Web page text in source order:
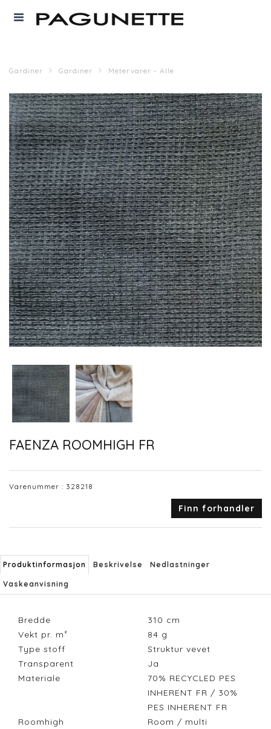
Gardiner Gardiner Metervarer - Alle
FAENZA ROOMHIGH FR
Varenummer : 328218
Finn forhandler
Produktinformasjon Beskrivelse Nedlastninger
Vaskeanvisning
Bredde 310 cm
Vekt pr. m²
84 g
Type stoff
Struktur vevet
Transparent
Ja
Materiale
70% RECYCLED PES
INHERENT FR / 30%
PES INHERENT FR
Roomhigh
Room / multi